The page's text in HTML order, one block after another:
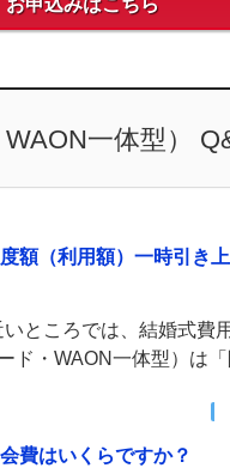
お申込みはこちら
一体型）
額（利用額）一時引き
ところでは、結婚式費
ド・WAON一体型）は
費はいくらですか？